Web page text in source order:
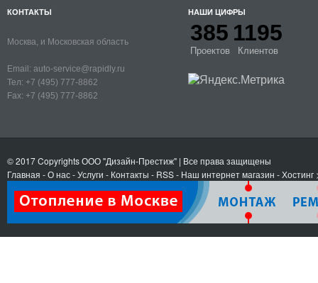
КОНТАКТЫ
Москва, и Московская область
Email: auto-service@rapidly.ru
Тел: +7 (495) 777-8862
Fax: +7 (495) 777-8862
НАШИ ЦИФРЫ
385
Проектов
1195
Клиентов
© 2017 CopyrightsООО "Дизайн-Престиж" | Все права защищены
Главная -О нас-Услуги - Контакты - RSS- Наш интернет магазин -Хостинг